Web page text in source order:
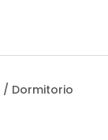
/ Dormitorio